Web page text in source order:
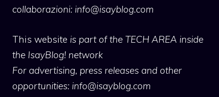
collaborazioni: info@isayblog.com
This website is part of the TECH AREA inside
the IsayBlog! network
For advertising, press releases and other
opportunities: info@isayblog.com